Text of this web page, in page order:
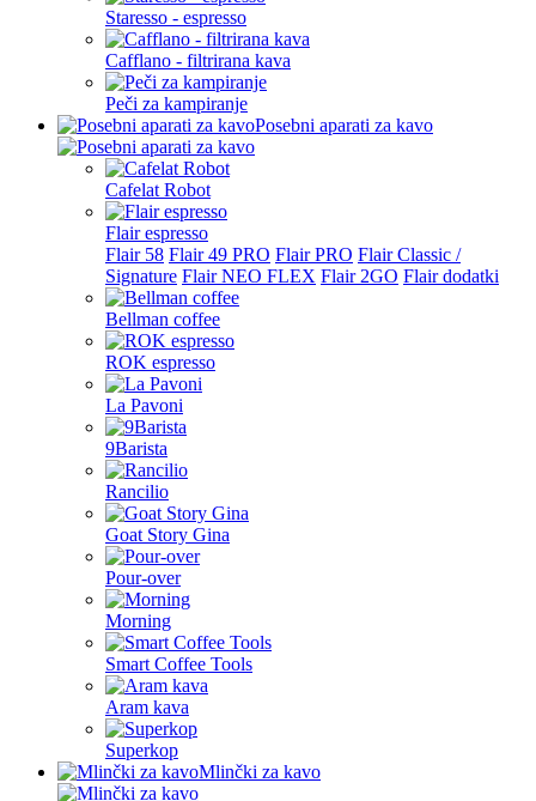
Staresso - espresso
Cafflano - filtrirana kava
Peči za kampiranje
Posebni aparati za kavo
Cafelat Robot
Flair espresso
Flair 58 Flair 49 PRO Flair PRO Flair Classic /
Signature Flair NEO FLEX Flair 2GO Flair dodatki
Bellman coffee
ROK espresso
La Pavoni
9Barista
Rancilio
Goat Story Gina
Pour-over
Morning
Smart Coffee Tools
Aram kava
Superkop
Mlinčki za kavo